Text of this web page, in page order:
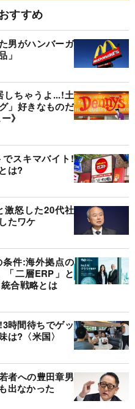
すすめ
男がハンバーガ
」
しちゃうよ...!土
」好きなものだ
》
スキマバイト!
は?
激怒した20代社
たワケ
件:海外拠点の
「二層ERP」と
合戦略とは
時間待ちでゲッ
は?〈米国〉
者への豊田章男
出なかった